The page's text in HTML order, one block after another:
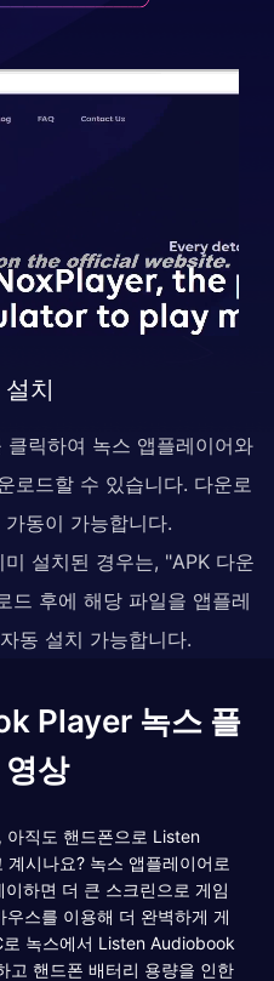
치
릭하여 녹스 앱플레이어와
로드할 수 있습니다. 다운로
동이 가능합니다.
설치된 경우는, "APK 다운
드 후에 해당 파일을 앱플레
동 설치 가능합니다.
Player 녹스 플
상
직도 핸드폰으로 Listen
시나요? 녹스 앱플레이어로
하면 더 큰 스크린으로 게임
스를 이용해 더 완벽하게 게
녹스에서 Listen Audiobook
고 핸드폰 배터리 용량을 인한